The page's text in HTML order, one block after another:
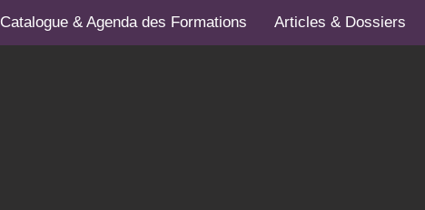
Catalogue & Agenda des Formations Articles & Dossiers